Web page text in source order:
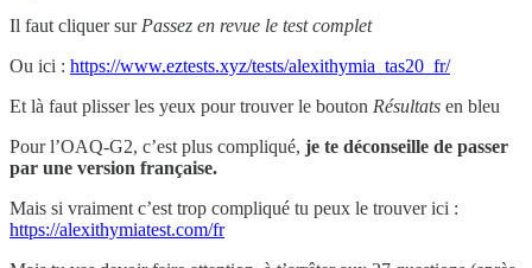
Il faut cliquer sur Passez en revue le test complet
Ou ici : https://www.eztests.xyz/tests/alexithymia_tas20_fr/
Et là faut plisser les yeux pour trouver le bouton Résultats en bleu
Pour l’OAQ-G2, c’est plus compliqué, je te déconseille de passer
par une version française.
Mais si vraiment c’est trop compliqué tu peux le trouver ici :
https://alexithymiatest.com/fr